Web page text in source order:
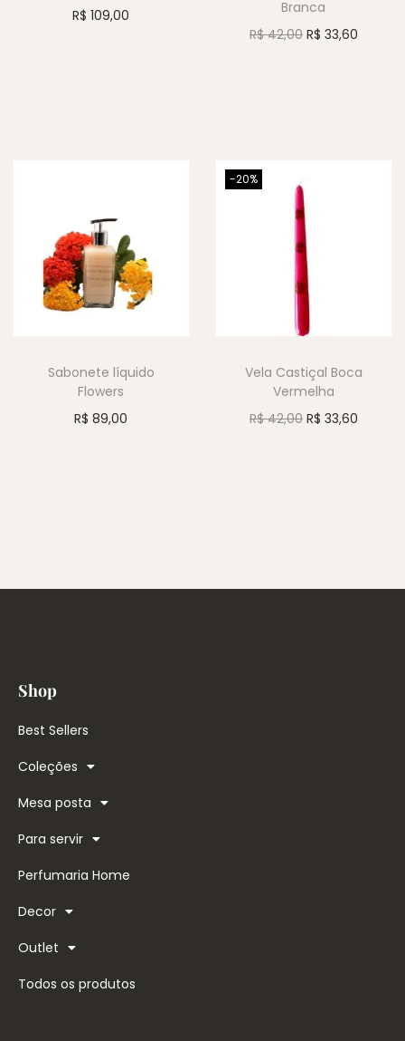
R$ 109,00
Branca
R$42,00 R$ 33,60
Sabonete líquido
Flowers
R$ 89,00
-20%
Vela Castiçal Boca
Vermelha
R$42,00 R$ 33,60
Shop
Best Sellers
Coleções
Mesa posta
Para servir
Perfumaria Home
Decor
Outlet
Todos os produtos